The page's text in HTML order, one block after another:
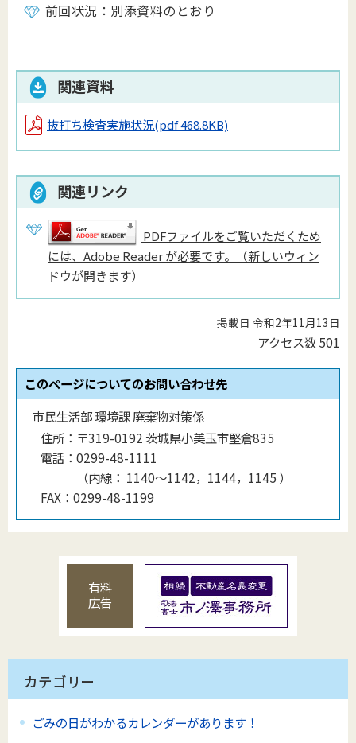
前回状況：別添資料のとおり
関連資料
抜打ち検査実施状況(pdf 468.8KB)
関連リンク
PDFファイルをご覧いただくため
には、Adobe Reader が必要です。（新しいウィン
ドウが開きます）
掲載日 令和2年11月13日
アクセス数501
このページについてのお問い合わせ先
市民生活部 環境課 廃棄物対策係
住所： 〒319-0192 茨城県小美玉市堅倉835
電話： 0299-48-1111
（内線 ： 1140〜1142，1144，1145 ）
FAX： 0299-48-1199
有料
広告
カテゴリー
ごみの日がわかるカレンダーがあります！